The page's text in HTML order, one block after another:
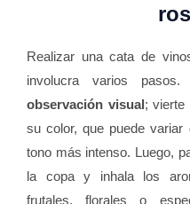
Realizar una cata de
involucra varios
observación visual; vierte
su color, que puede
tono más intenso. Luego,
la copa y inhala los
frutales, florales o